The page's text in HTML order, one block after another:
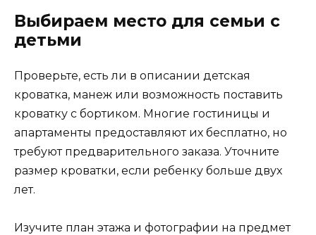
Выбираем место для семьи с
детьми
Проверьте, есть ли в описании детская
кроватка, манеж или возможность поставить
кроватку с бортиком. Многие гостиницы и
апартаменты предоставляют их бесплатно, но
требуют предварительного заказа. Уточните
размер кроватки, если ребенку больше двух
лет.
Изучите план этажа и фотографии на предмет